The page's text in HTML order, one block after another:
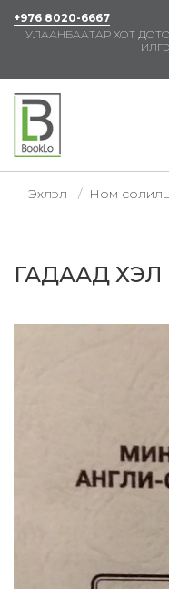
+976 8020-6667
УЛААНБААТАР ХОТ
Эхлэл Ном
ГАДААД ХЭЛ